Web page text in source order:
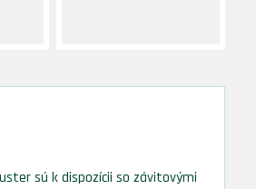
sú k dispozícii so závitovými